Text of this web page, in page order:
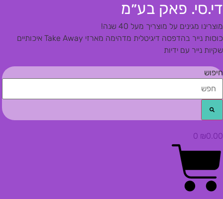
די.סי. פאק בע״מ
מוצרינו מגינים על מוצריך מעל 40 שנה!
כוסות נייר בהדפסה דיגיטלית מדהימה מארזי Take Away איכותיים
שקיות נייר עם ידיות
חיפוש
₪0.00
0